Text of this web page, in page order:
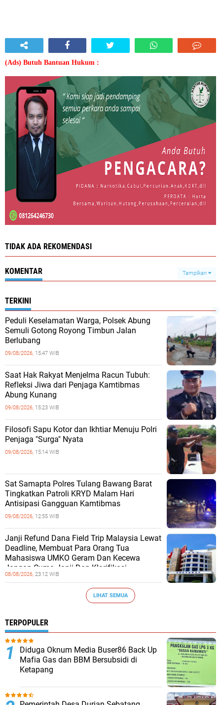
(Ads) Butuh Bantuan Hukum :
TIDAK ADA REKOMENDASI
KOMENTAR Tampilkan
TERKINI
Peduli Keselamatan Warga, Polsek Abung
Semuli Gotong Royong Timbun Jalan
Berlubang
09/08/2026, 15:47 WIB
Saat Hak Rakyat Menjelma Racun Tubuh:
Refleksi Jiwa dari Penjaga Kamtibmas
Abung Kunang
09/08/2026, 15:23 WIB
Filosofi Sapu Kotor dan Ikhtiar Menuju Polri
Penjaga "Surga" Nyata
09/08/2026, 15:14 WIB
Sat Samapta Polres Tulang Bawang Barat
Tingkatkan Patroli KRYD Malam Hari
Antisipasi Gangguan Kamtibmas
09/08/2026, 12:55 WIB
Janji Refund Dana Field Trip Malaysia Lewat
Deadline, Membuat Para Orang Tua
Mahasiswa UMKO Geram Dan Kecewa
Jangan Cuma Janji Dan Klarifikasi
08/08/2026, 23:12 WIB
LIHAT SEMUA
TERPOPULER
Diduga Oknum Media Buser86 Back Up
Mafia Gas dan BBM Bersubsidi di
Ketapang